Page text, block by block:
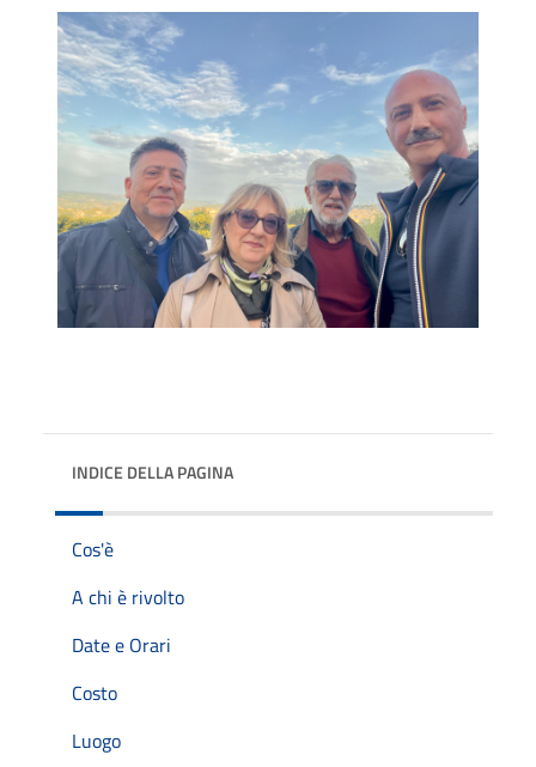
INDICE DELLA PAGINA
Cos'è
A chi è rivolto
Date e Orari
Costo
Luogo